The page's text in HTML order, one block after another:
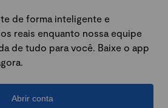
de forma inteligente e
reais enquanto nossa equipe
de tudo para você. Baixe o app
Abrir conta